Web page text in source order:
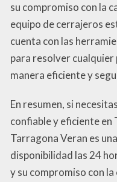
su compromiso con la
equipo de cerrajeros
cuenta con las
para resolver
manera eficiente y
En resumen, si
confiable y eficiente
Tarragona Veran es
disponibilidad las 24
y su compromiso con la